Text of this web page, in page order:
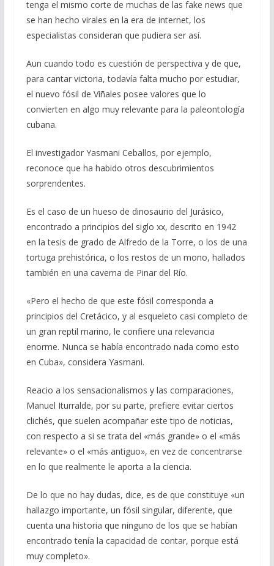
tenga el mismo corte de muchas de las fake news que
se han hecho virales en la era de internet, los
especialistas consideran que pudiera ser así.
Aun cuando todo es cuestión de perspectiva y de que,
para cantar victoria, todavía falta mucho por estudiar,
el nuevo fósil de Viñales posee valores que lo
convierten en algo muy relevante para la paleontología
cubana.
El investigador Yasmani Ceballos, por ejemplo,
reconoce que ha habido otros descubrimientos
sorprendentes.
Es el caso de un hueso de dinosaurio del Jurásico,
encontrado a principios del siglo xx, descrito en 1942
en la tesis de grado de Alfredo de la Torre, o los de una
tortuga prehistórica, o los restos de un mono, hallados
también en una caverna de Pinar del Río.
«Pero el hecho de que este fósil corresponda a
principios del Cretácico, y al esqueleto casi completo de
un gran reptil marino, le confiere una relevancia
enorme. Nunca se había encontrado nada como esto
en Cuba», considera Yasmani.
Reacio a los sensacionalismos y las comparaciones,
Manuel Iturralde, por su parte, prefiere evitar ciertos
clichés, que suelen acompañar este tipo de noticias,
con respecto a si se trata del «más grande» o el «más
relevante» o el «más antiguo», en vez de concentrarse
en lo que realmente le aporta a la ciencia.
De lo que no hay dudas, dice, es de que constituye «un
hallazgo importante, un fósil singular, diferente, que
cuenta una historia que ninguno de los que se habían
encontrado tenía la capacidad de contar, porque está
muy completo».